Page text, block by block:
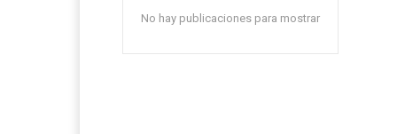
No hay publicaciones para mostrar